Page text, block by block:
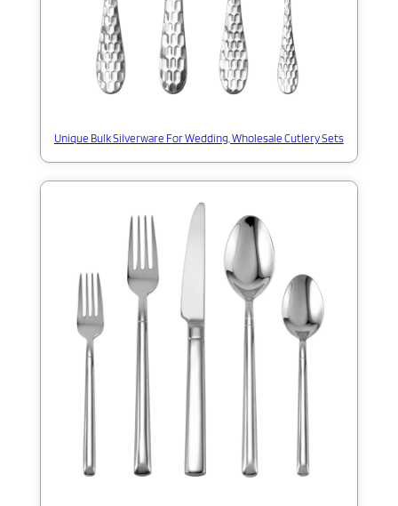
Unique Bulk Silverware For Wedding, Wholesale Cutlery Sets